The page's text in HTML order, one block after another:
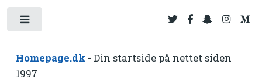
Homepage.dk - Din startside på nettet siden
1997